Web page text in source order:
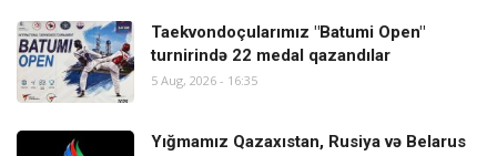
Taekvondoçularımız "Batumi Open"
turnirində 22 medal qazandılar
5 Aug, 2026 - 16:35
Yığmamız Qazaxıstan, Rusiya və Belarus